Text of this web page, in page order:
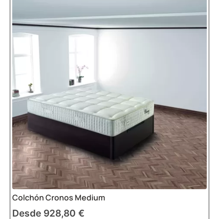
Ventilación: Los muelles permiten la
circulación del aire, evitando la
acumulación de calor durante la noche.
vida útil del colchón.
Independencia de lechos
con alguien, los movimientos de tu
pareja no te interrumpirán gracias a los
muelles ensacados.
Cómo elegir el mejor
colchón de muelles
para ti
Elegir elcolchón ideal
cuenta tus preferencias personales y
Colchón Cronos Medium
Desde 928,80 €